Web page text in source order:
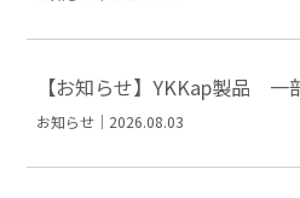
【お知らせ】YKKap製品 一
お知らせ｜2026.08.03